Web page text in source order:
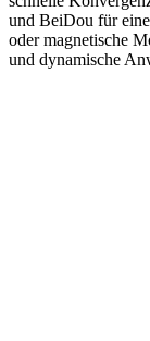
und BeiDou für
oder magnetische
und dynamische